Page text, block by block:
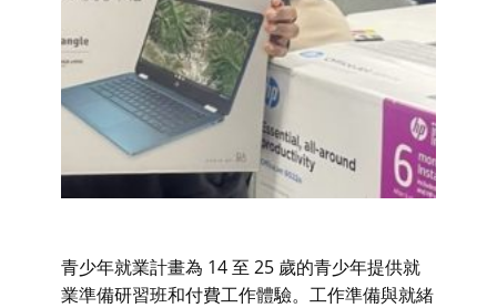
青少年就業計畫為 14 至 25 歲的青少年提供就
業準備研習班和付費工作體驗。工作準備與就緒